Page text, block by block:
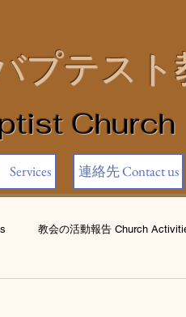
プテスト
Church
連絡先 Contact us
教会の活動報告 Church